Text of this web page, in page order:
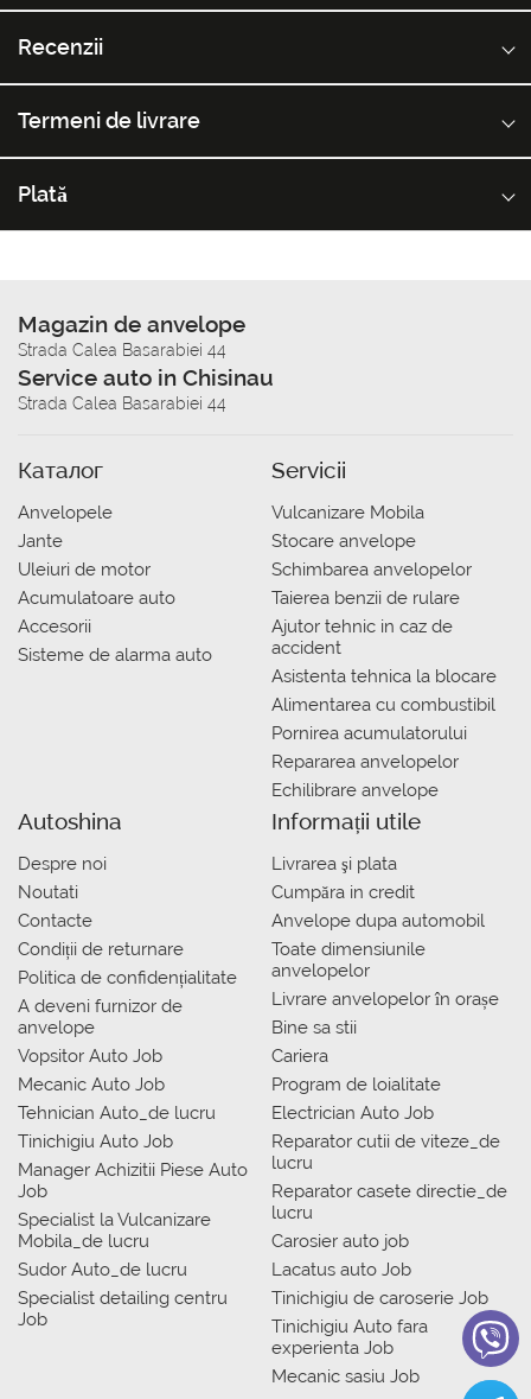
Recenzii
Termeni de livrare
Plată
Magazin de anvelope
Strada Calea Basarabiei 44
Service auto in Chisinau
Strada Calea Basarabiei 44
Каталог
Anvelopele
Jante
Uleiuri de motor
Acumulatoare auto
Accesorii
Sisteme de alarma auto
Servicii
Vulcanizare Mobila
Stocare anvelope
Schimbarea anvelopelor
Taierea benzii de rulare
Ajutor tehnic in caz de
accident
Asistenta tehnica la blocare
Alimentarea cu combustibil
Pornirea acumulatorului
Repararea anvelopelor
Echilibrare anvelope
Autoshina
Despre noi
Noutati
Contacte
Condiții de returnare
Politica de confidențialitate
A deveni furnizor de
anvelope
Vopsitor Auto Job
Mecanic Auto Job
Tehnician Auto_de lucru
Tinichigiu Auto Job
Manager Achizitii Piese Auto
Job
Specialist la Vulcanizare
Mobila_de lucru
Sudor Auto_de lucru
Specialist detailing centru
Job
Informații utile
Livrarea şi plata
Сumpăra in credit
Anvelope dupa automobil
Toate dimensiunile
anvelopelor
Livrare anvelopelor în orașe
Bine sa stii
Cariera
Program de loialitate
Electrician Auto Job
Reparator cutii de viteze_de
lucru
Reparator casete directie_de
lucru
Carosier auto job
Lacatus auto Job
Tinichigiu de caroserie Job
Tinichigiu Auto fara
experienta Job
Mecanic sasiu Job